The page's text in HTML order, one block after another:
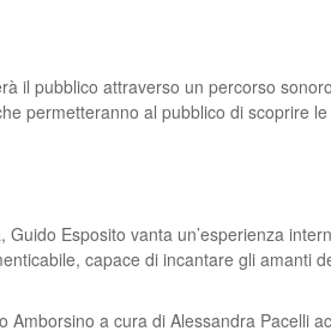
il pubblicoattraverso un percorso
permetteranno al pubblico discoprire
Guido Espositovanta un’esperienza
capace di incantare gliamanti
Amborsino a curadi Alessandra Pacelli